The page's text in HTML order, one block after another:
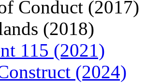
Conduct (2017)
(2018)
115 (2021)
(2024)